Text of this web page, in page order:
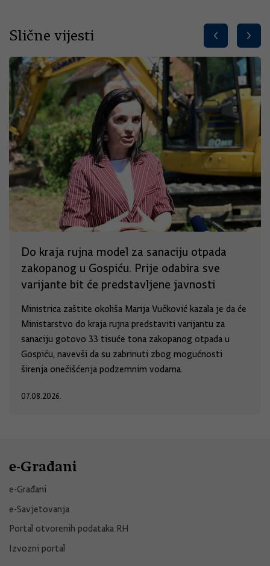
Slične vijesti
Do kraja rujna model za sanaciju otpada
zakopanog u Gospiću. Prije odabira sve
varijante bit će predstavljene javnosti
Ministrica zaštite okoliša Marija Vučković kazala je da će
Ministarstvo do kraja rujna predstaviti varijantu za
sanaciju gotovo 33 tisuće tona zakopanog otpada u
Gospiću, navevši da su zabrinuti zbog mogućnosti
širenja onečišćenja podzemnim vodama.
07.08.2026.
e-Građani
e-Građani
e-Savjetovanja
Portal otvorenih podataka RH
Izvozni portal